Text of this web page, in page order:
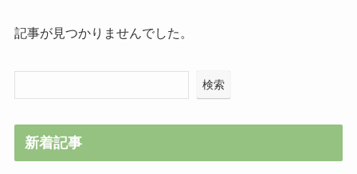
記事が見つかりませんでした。
検索
新着記事